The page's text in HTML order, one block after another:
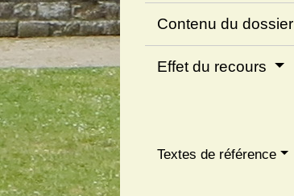
Contenu du dossier
Effet du recours
Textes de référence